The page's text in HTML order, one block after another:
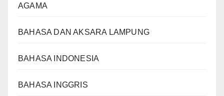
AGAMA
BAHASA DAN AKSARA LAMPUNG
BAHASA INDONESIA
BAHASA INGGRIS